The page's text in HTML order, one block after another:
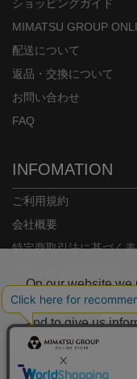
ショッピングガイド
MIMATSU GROUP
配送について
返品・交換について
お問い合わせ
FAQ
INFOMATION
ご利用規約
会社概要
特定商取引法に基づく
On our website we
are necessary for
and to give us
is used.